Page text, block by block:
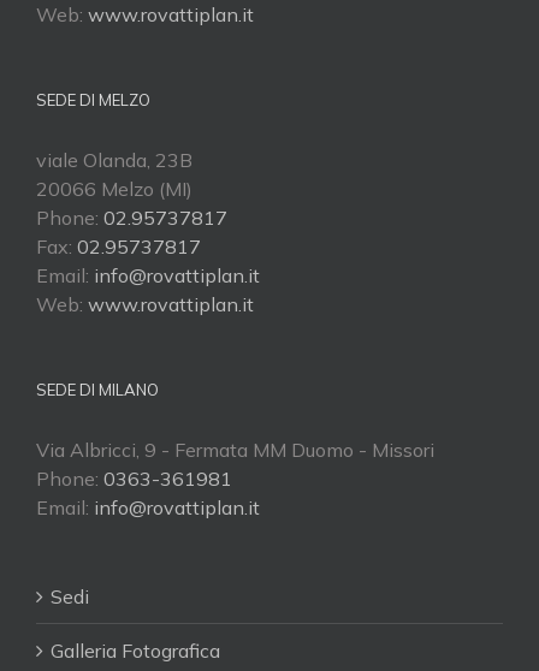
Web: www.rovattiplan.it
SEDE DI MELZO
viale Olanda, 23B
20066 Melzo (MI)
Phone: 02.95737817
Fax: 02.95737817
Email: info@rovattiplan.it
Web: www.rovattiplan.it
SEDE DI MILANO
Via Albricci, 9 - Fermata MM Duomo - Missori
Phone: 0363-361981
Email: info@rovattiplan.it
Sedi
Galleria Fotografica